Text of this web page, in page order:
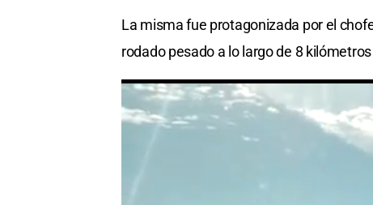
La misma fue protagonizada por el
rodado pesado a lo largo de 8